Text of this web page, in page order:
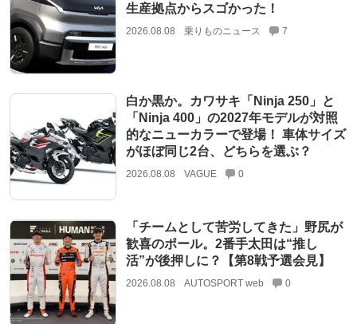
生産拠点からスゴかった！
2026.08.08 乗りものニュース 7
白か黒か。カワサキ「Ninja 250」と
「Ninja 400」の2027年モデルが対照
的なニューカラーで登場！ 車体サイズ
がほぼ同じ2台、どちらを選ぶ？
2026.08.08 VAGUE 0
「チームとして苦労してきた」野尻が
歓喜のポール。2番手太田は“推し
活”が後押しに？【第8戦予選会見】
2026.08.08 AUTOSPORT web 0